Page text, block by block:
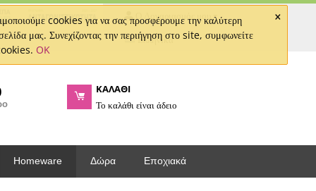
×
cookies για να σας προσφέρουμε την καλύτερη
μας. Συνεχίζοντας την περιήγηση στο site, συμφωνείτε
OK
Ο Λογαριασμός μου
Ελληνικά
ΚΑΛΑΘΙ
Το καλάθι είναι άδειο
Homeware Δώρα Εποχιακά